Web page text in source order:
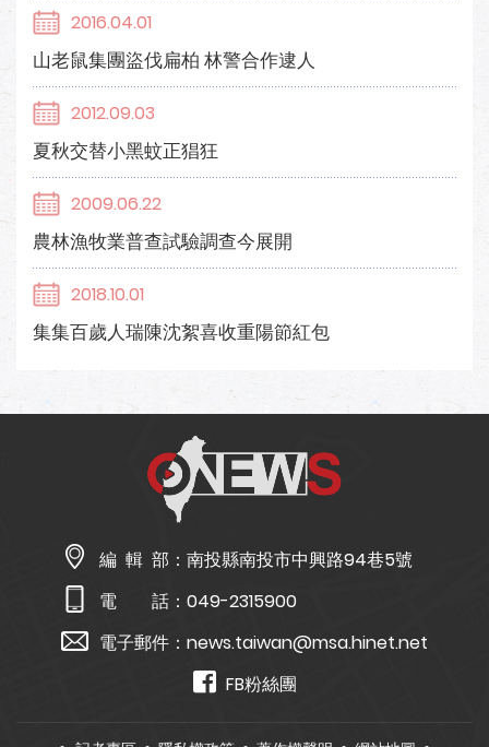
2016.04.01
山老鼠集團盜伐扁柏 林警合作逮人
2012.09.03
夏秋交替小黑蚊正猖狂
2009.06.22
農林漁牧業普查試驗調查今展開
2018.10.01
集集百歲人瑞陳沈絮喜收重陽節紅包
編 輯 部： 南投縣南投市中興路94巷5號
電 話： 049-2315900
電子郵件： news.taiwan@msa.hinet.net
FB粉絲團